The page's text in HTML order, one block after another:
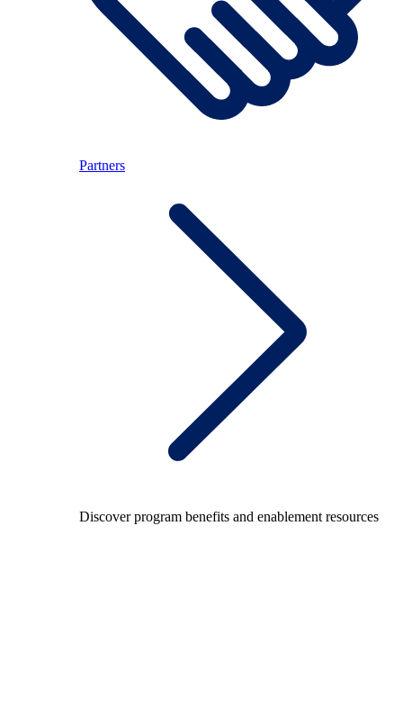
Partners
Discover program benefits and enablement resources